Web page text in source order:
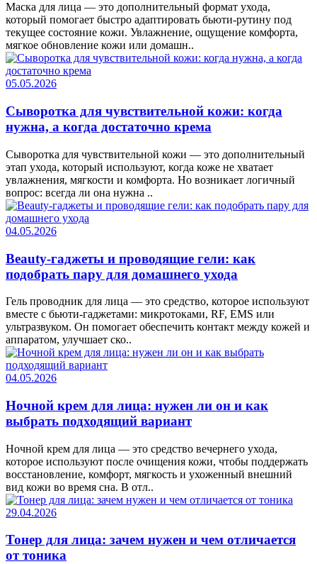
Маска для лица — это дополнительный формат ухода,
который помогает быстро адаптировать бьюти-рутину под
текущее состояние кожи. Увлажнение, ощущение комфорта,
мягкое обновление кожи или домашн..
05.05.2026
Сыворотка для чувствительной кожи: когда
нужна, а когда достаточно крема
Сыворотка для чувствительной кожи — это дополнительный
этап ухода, который используют, когда коже не хватает
увлажнения, мягкости и комфорта. Но возникает логичный
вопрос: всегда ли она нужна ..
04.05.2026
Beauty-гаджеты и проводящие гели: как
подобрать пару для домашнего ухода
Гель проводник для лица — это средство, которое используют
вместе с бьюти-гаджетами: микротоками, RF, EMS или
ультразвуком. Он помогает обеспечить контакт между кожей и
аппаратом, улучшает ско..
04.05.2026
Ночной крем для лица: нужен ли он и как
выбрать подходящий вариант
Ночной крем для лица — это средство вечернего ухода,
которое используют после очищения кожи, чтобы поддержать
восстановление, комфорт, мягкость и ухоженный внешний
вид кожи во время сна. В отл..
29.04.2026
Тонер для лица: зачем нужен и чем отличается
от тоника